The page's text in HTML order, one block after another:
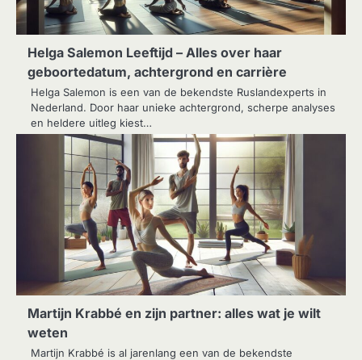
Helga Salemon Leeftijd – Alles over haar
geboortedatum, achtergrond en carrière
Helga Salemon is een van de bekendste Ruslandexperts in
Nederland. Door haar unieke achtergrond, scherpe analyses
en heldere uitleg kiest…
Martijn Krabbé en zijn partner: alles wat je wilt
weten
Martijn Krabbé is al jarenlang een van de bekendste